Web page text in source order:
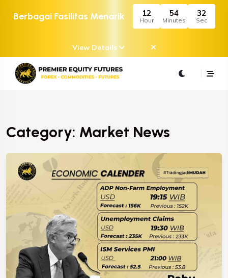
Berbagai Fasilitas Menarik 12
Hour
54
Minutes
32
Sec
View Details
Category: Market News